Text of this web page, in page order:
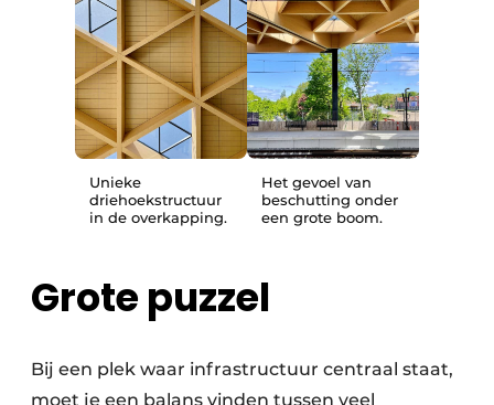
Unieke
driehoekstructuur
in de overkapping.
Het gevoel van
beschutting onder
een grote boom.
Grote puzzel
Bij een plek waar infrastructuur centraal staat,
moet je een balans vinden tussen veel